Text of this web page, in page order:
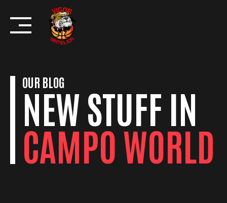
content
OUR BLOG
NEW STUFF IN
CAMPO WORLD